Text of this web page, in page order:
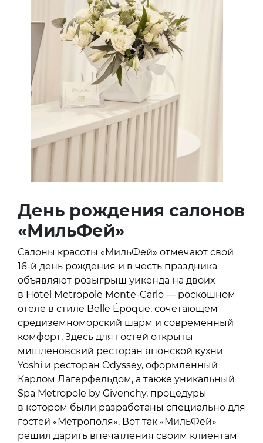
День рождения салонов
«МильФей»
Салоны красоты «МильФей» отмечают свой
16-й день рождения и в честь праздника
объявляют розыгрыш уикенда на двоих
в Hotel Metropole Monte-Carlo — роскошном
отеле в стиле Belle Époque, сочетающем
средиземноморский шарм и современный
комфорт. Здесь для гостей открыты
мишленовский ресторан японской кухни
Yoshi и ресторан Odyssey, оформленный
Карлом Лагерфельдом, а также уникальный
Spa Metropole by Givenchy, процедуры
в котором были разработаны специально для
гостей «Метрополя». Вот так «МильФей»
решил дарить впечатления своим клиентам